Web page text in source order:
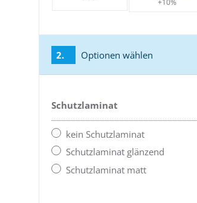
+10%
2. Optionen wählen
Schutzlaminat
kein Schutzlaminat
Schutzlaminat glänzend
Schutzlaminat matt